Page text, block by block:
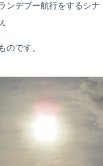
ンデブー航行をするシナ
のです。